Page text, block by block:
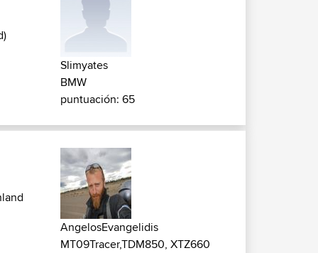
Slimyates
BMW
puntuación: 65
AngelosEvangelidis
MT09Tracer,TDM850, XTZ660